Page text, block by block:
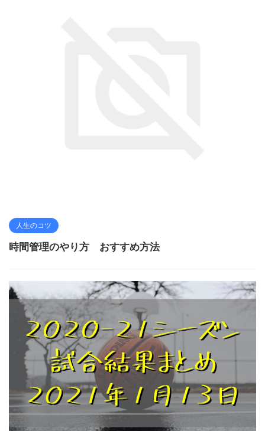
人生のコツ
時間管理のやり方 おすすめ方法